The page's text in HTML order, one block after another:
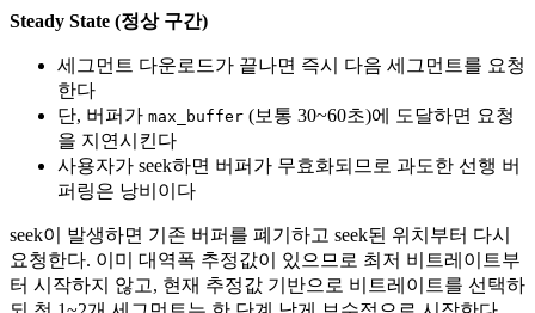
Steady State (정상 구간)
세그먼트 다운로드가 끝나면 즉시 다음 세그먼트를 요청
한다
단, 버퍼가 max_buffer (보통 30~60초)에 도달하면 요청
을 지연시킨다
사용자가 seek하면 버퍼가 무효화되므로 과도한 선행 버
퍼링은 낭비이다
seek이 발생하면 기존 버퍼를 폐기하고 seek된 위치부터 다시
요청한다. 이미 대역폭 추정값이 있으므로 최저 비트레이트부
터 시작하지 않고, 현재 추정값 기반으로 비트레이트를 선택하